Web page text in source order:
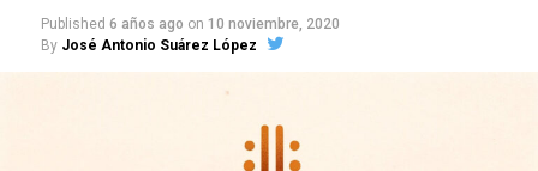
Published 6 años ago on 10 noviembre, 2020
By José Antonio Suárez López